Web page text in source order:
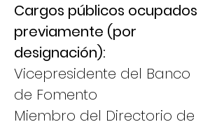
Cargos públicos ocupados
previamente (por
designación):
Vicepresidente del Banco
de Fomento
Miembro del Directorio de